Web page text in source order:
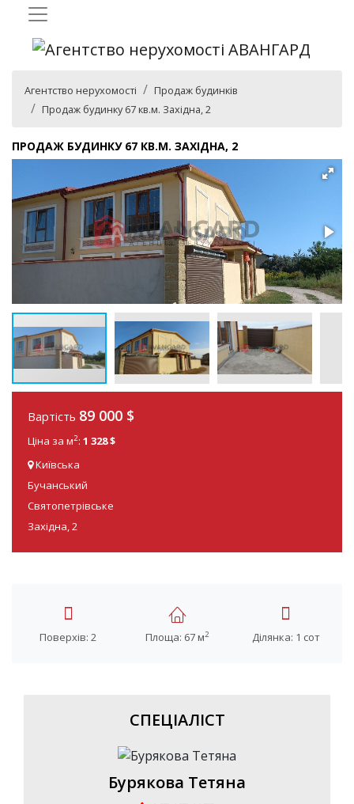
Агентство нерухомості
Продаж будинків
Продаж будинку 67 кв.м. Західна, 2
ПРОДАЖ БУДИНКУ 67 КВ.М. ЗАХІДНА, 2
Вартість 89 000 $
Ціна за м2: 1 328 $
Київська
Бучанський
Святопетрівське
Західна, 2
Поверхів: 2 Площа: 67 м2 Ділянка: 1 сот
СПЕЦІАЛІСТ
Бурякова Тетяна